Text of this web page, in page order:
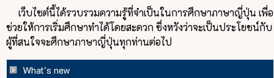
เว็บไซต์นี้ได้รวบรวมความรู้ที่จำเป็นในการศึกษาภาษาญี่ปุ่น เพื่อ
ช่วยให้การเริ่มศึกษาทำได้โดยสะดวก ซึ่งหวังว่าจะเป็นประโยชน์กับ
ผู้ที่สนใจจะศึกษาภาษาญี่ปุ่นทุกท่านต่อไป
What's new